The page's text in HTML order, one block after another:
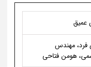
عمیق
مهندس
هومن فتاحی